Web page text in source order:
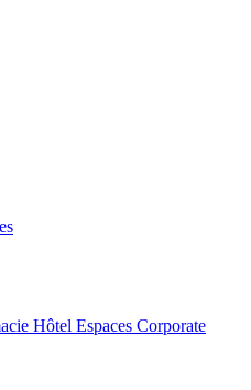
Hôtel Espaces Corporate